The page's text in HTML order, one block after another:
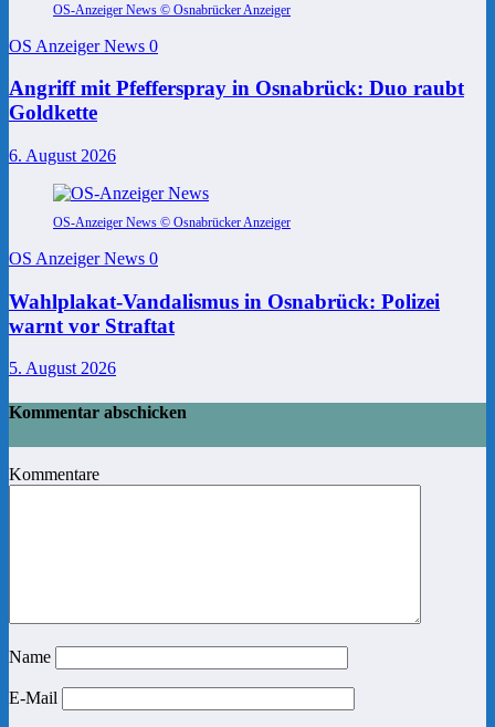
OS-Anzeiger News © Osnabrücker Anzeiger
OS Anzeiger News 0
Angriff mit Pfefferspray in Osnabrück: Duo raubt
Goldkette
6. August 2026
OS-Anzeiger News © Osnabrücker Anzeiger
OS Anzeiger News 0
Wahlplakat-Vandalismus in Osnabrück: Polizei
warnt vor Straftat
5. August 2026
Kommentar abschicken
Kommentare
Name
E-Mail